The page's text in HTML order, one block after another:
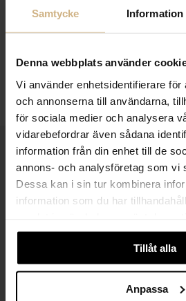
Samtycke Information
Denna webbplats använder
Vi använder enhetsidentifierare för
och annonserna till användarna,
för sociala medier och analysera
vidarebefordrar även sådana
information från din enhet till de
annons- och analysföretag som vi
Dessa kan i sin tur kombinera
information som du har
Tillåt alla
Anpassa
1-3 VARDAGARS
FRI FRAKT FRÅN 999
SAMLA BONUS I
Håll dig
PRENUMERERA PÅ VÅRT